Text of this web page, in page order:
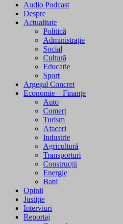
Audio Podcast
Despre
Actualitate
Politică
Administrație
Social
Cultură
Educație
Sport
Argeșul Concret
Economie – Finanțe
Auto
Comerț
Turism
Afaceri
Industrie
Agricultură
Transporturi
Construcții
Energie
Bani
Opinii
Justiție
Interviuri
Reportaj